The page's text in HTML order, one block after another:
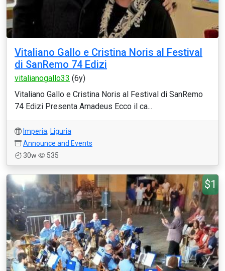
Vitaliano Gallo e Cristina Noris al Festival
di SanRemo 74 Edizi
vitalianogallo33 (6y)
Vitaliano Gallo e Cristina Noris al Festival di SanRemo
74 Edizi Presenta Amadeus Ecco il ca...
Imperia, Liguria
Announce and Events
30w
535
$1